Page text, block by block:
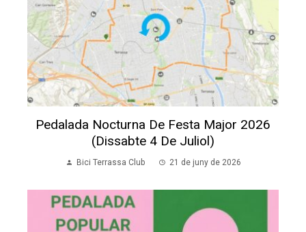
Pedalada Nocturna De Festa Major 2026
(dissabte 4 De Juliol)
Bici Terrassa Club 21 de juny de 2026